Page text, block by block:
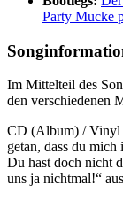
Party Mucke
Im Mittelteil des
den verschiedenen
CD (Album) / Vinyl
getan, dass du
Du hast doch nicht
uns ja nichtmal!“